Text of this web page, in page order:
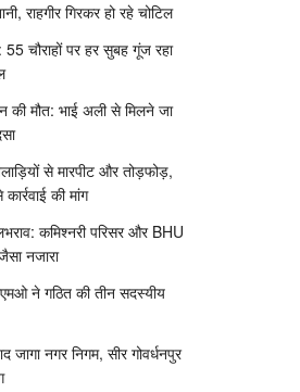
राहगीर गिरकर हो रहे चोटिल
चौराहों पर हर सुबह गूंज रहा
मौत: भाई अली से मिलने जा
से मारपीट और तोड़फोड़,
की मांग
कमिश्नरी परिसर और BHU
नजारा
ने गठित की तीन सदस्यीय
जागा नगर निगम, सीर गोवर्धनपुर